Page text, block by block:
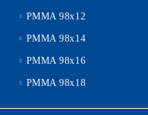
PMMA 98x12
PMMA 98x14
PMMA 98x16
PMMA 98x18